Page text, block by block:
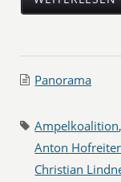
Panorama
Ampelkoalition
Anton Hofreiter
Christian